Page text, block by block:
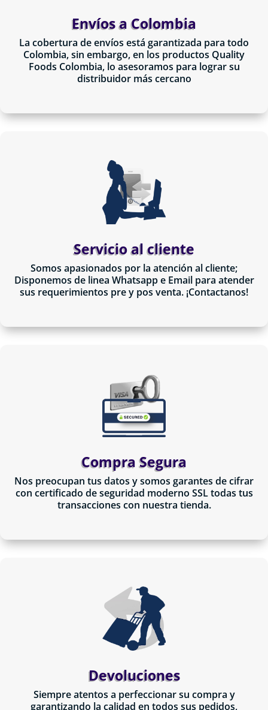
Envíos a Colombia
La cobertura de envíos está garantizada para todo
Colombia, sin embargo, en los productos Quality
Foods Colombia, lo asesoramos para lograr su
distribuidor más cercano
Servicio al cliente
Somos apasionados por la atención al cliente;
Disponemos de linea Whatsapp e Email para atender
sus requerimientos pre y pos venta. ¡Contactanos!
Compra Segura
Nos preocupan tus datos y somos garantes de cifrar
con certificado de seguridad moderno SSL todas tus
transacciones con nuestra tienda.
Devoluciones
Siempre atentos a perfeccionar su compra y
garantizando la calidad en todos sus pedidos,